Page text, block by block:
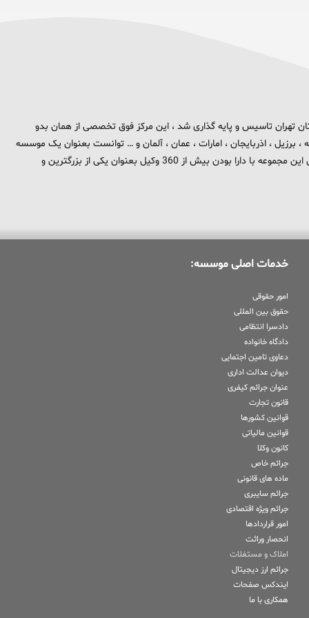
تهران بزرگ در استان تهران تاسیس و پایه گذاری شد ، این مرکز فوق تخصصی از همان بدو
، اذربایجان ، امارات ، عمان ، آلمان و … توانست بعنوان یک موسسه
بین المللی در حوزه حقوق و جزا در سطح بین الملل شناخته شود . هم اکنون این مجموعه با دارا بودن بیش از 360 وکیل بعنوان یکی از بزرگترین و
خدمات اصلی موسسه:
امور حقوقی
حقوق بین المللی
دادسرا انتظامی
دادگاه خانواده
دعاوی تامین اجتمایی
دیوان عدالت اداری
عنوان جرائم کیفری
قانون تجارت
قوانین کشورها
قوانین مالیاتی
کانون وکلا
جرائم خاص
ماده های قانونی
جرائم سایبری
جرائم ویژه اقتصادی
امور قراردادها
انحصار وراثت
املاک و مستغلات
جرائم ارز دیجیتال
ایندکس صفحات
همکاری با ما